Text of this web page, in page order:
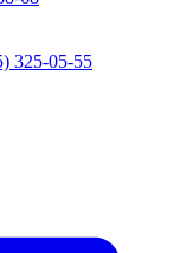
325-05-55